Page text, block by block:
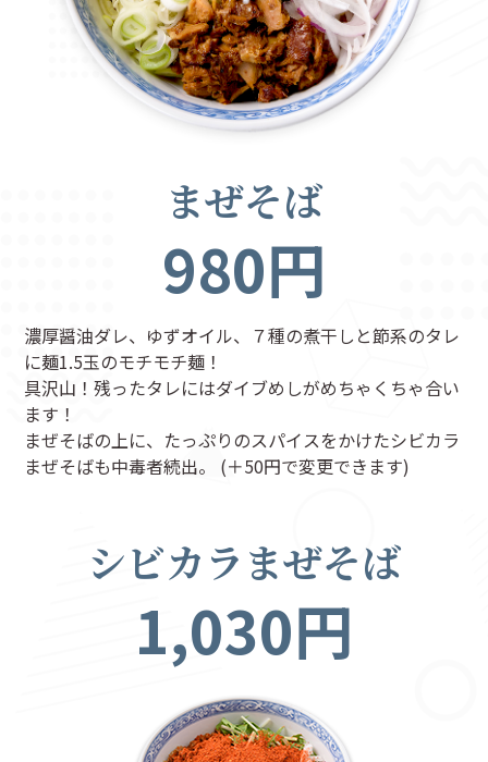
まぜそば
980円
濃厚醤油ダレ、ゆずオイル、７種の煮干しと節系のタレ
に麺1.5玉のモチモチ麺！
具沢山！残ったタレにはダイブめしがめちゃくちゃ合い
ます！
まぜそばの上に、たっぷりのスパイスをかけたシビカラ
まぜそばも中毒者続出。 (＋50円で変更できます)
シビカラまぜそば
1,030円